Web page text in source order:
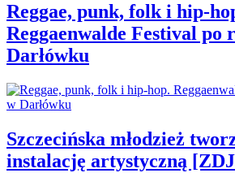
Reggae, punk, folk i hip-
Reggaenwalde Festival po
Darłówku
Szczecińska młodzież
instalację artystyczną